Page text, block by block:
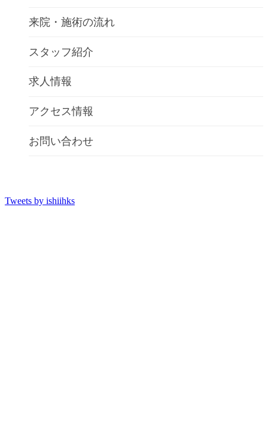
来院・施術の流れ
スタッフ紹介
求人情報
アクセス情報
お問い合わせ
Tweets by ishiihks